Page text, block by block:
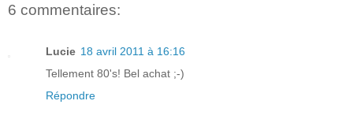
6 commentaires:
Lucie 18 avril 2011 à 16:16
Tellement 80's! Bel achat ;-)
Répondre